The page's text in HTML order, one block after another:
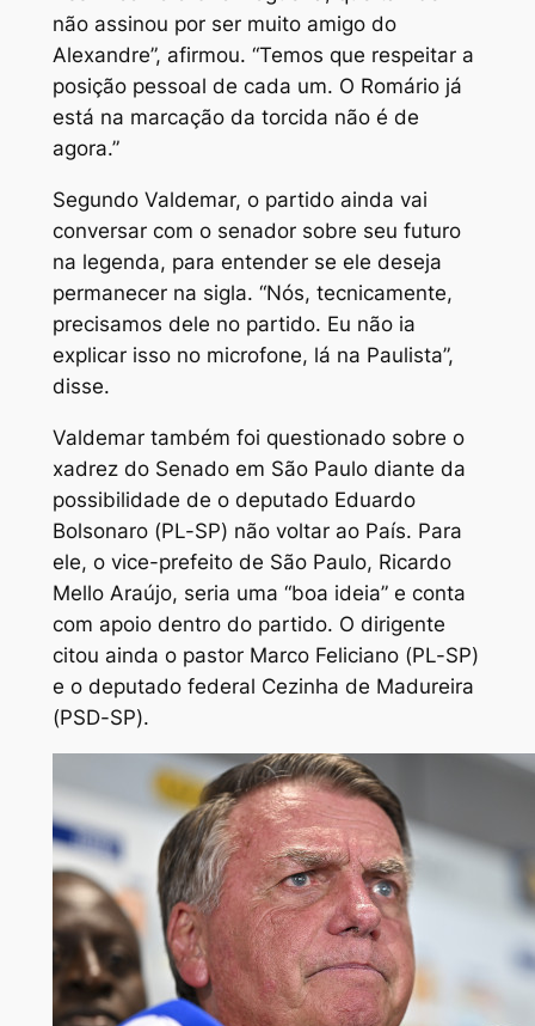
não assinou por ser muito amigo do
Alexandre”, afirmou. “Temos que respeitar a
posição pessoal de cada um. O Romário já
está na marcação da torcida não é de
agora.”
Segundo Valdemar, o partido ainda vai
conversar com o senador sobre seu futuro
na legenda, para entender se ele deseja
permanecer na sigla. “Nós, tecnicamente,
precisamos dele no partido. Eu não ia
explicar isso no microfone, lá na Paulista”,
disse.
Valdemar também foi questionado sobre o
xadrez do Senado em São Paulo diante da
possibilidade de o deputado Eduardo
Bolsonaro (PL-SP) não voltar ao País. Para
ele, o vice-prefeito de São Paulo, Ricardo
Mello Araújo, seria uma “boa ideia” e conta
com apoio dentro do partido. O dirigente
citou ainda o pastor Marco Feliciano (PL-SP)
e o deputado federal Cezinha de Madureira
(PSD-SP).